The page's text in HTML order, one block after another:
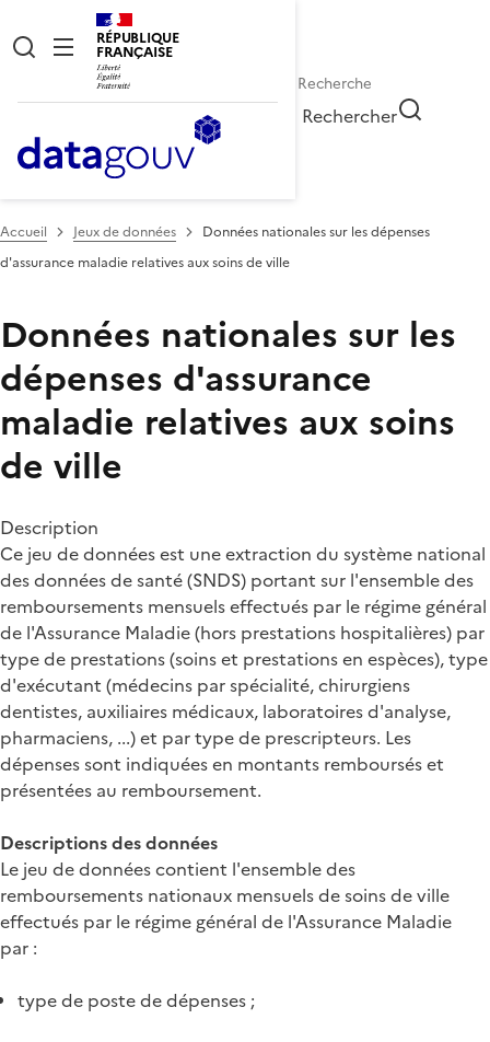
RÉPUBLIQUE
FRANÇAISE
Rechercher
Accueil Jeux de données
Données nationales sur les dépenses
d'assurance maladie relatives aux soins de ville
Données nationales sur les
dépenses d'assurance
maladie relatives aux soins
de ville
Description
Ce jeu de données est une extraction du système national
des données de santé (SNDS) portant sur l'ensemble des
remboursements mensuels effectués par le régime général
de l'Assurance Maladie (hors prestations hospitalières) par
type de prestations (soins et prestations en espèces), type
d'exécutant (médecins par spécialité, chirurgiens
dentistes, auxiliaires médicaux, laboratoires d'analyse,
pharmaciens, ...) et par type de prescripteurs. Les
dépenses sont indiquées en montants remboursés et
présentées au remboursement.
Descriptions des données
Le jeu de données contient l'ensemble des
remboursements nationaux mensuels de soins de ville
effectués par le régime général de l'Assurance Maladie
par :
type de poste de dépenses ;